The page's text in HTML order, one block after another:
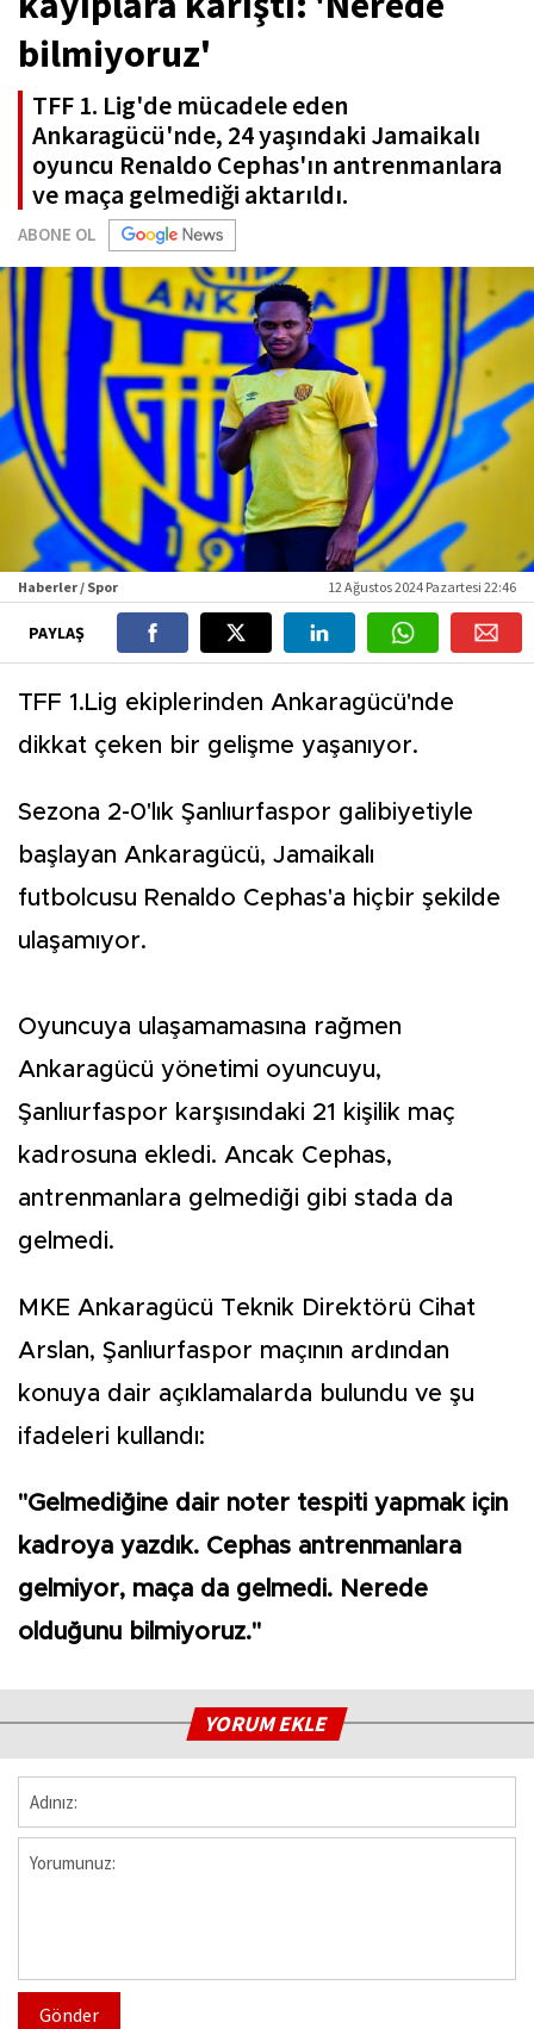
bilmiyoruz'
TFF 1. Lig'de mücadele eden
Ankaragücü'nde, 24 yaşındaki Jamaikalı
oyuncu Renaldo Cephas'ın antrenmanlara
ve maça gelmediği aktarıldı.
ABONE OL
Haberler / Spor 12 Ağustos 2024 Pazartesi 22:46
PAYLAŞ
TFF 1.Lig ekiplerinden Ankaragücü'nde
dikkat çeken bir gelişme yaşanıyor.
Sezona 2-0'lık Şanlıurfaspor galibiyetiyle
başlayan Ankaragücü, Jamaikalı
futbolcusu Renaldo Cephas'a hiçbir şekilde
ulaşamıyor.
Oyuncuya ulaşamamasına rağmen
Ankaragücü yönetimi oyuncuyu,
Şanlıurfaspor karşısındaki 21 kişilik maç
kadrosuna ekledi. Ancak Cephas,
antrenmanlara gelmediği gibi stada da
gelmedi.
MKE Ankaragücü Teknik Direktörü Cihat
Arslan, Şanlıurfaspor maçının ardından
konuya dair açıklamalarda bulundu ve şu
ifadeleri kullandı:
"Gelmediğine dair noter tespiti yapmak için
kadroya yazdık. Cephas antrenmanlara
gelmiyor, maça da gelmedi. Nerede
olduğunu bilmiyoruz."
YORUM EKLE
Gönder